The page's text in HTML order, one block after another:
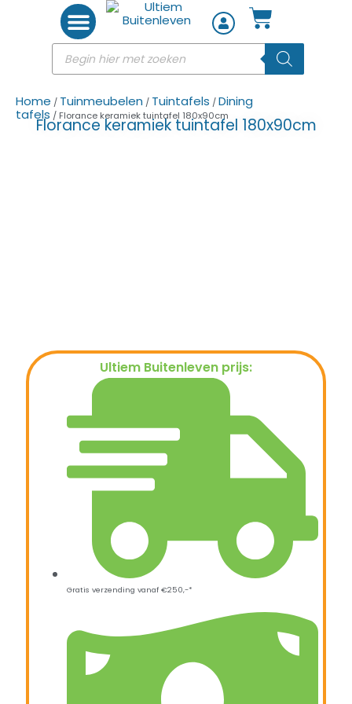
Home / Tuinmeubelen / Tuintafels /Dining
tafels / Florance keramiek tuintafel 180x90cm
Florance keramiek tuintafel 180x90cm
Ultiem Buitenleven prijs:
Gratis verzending vanaf €250,-*